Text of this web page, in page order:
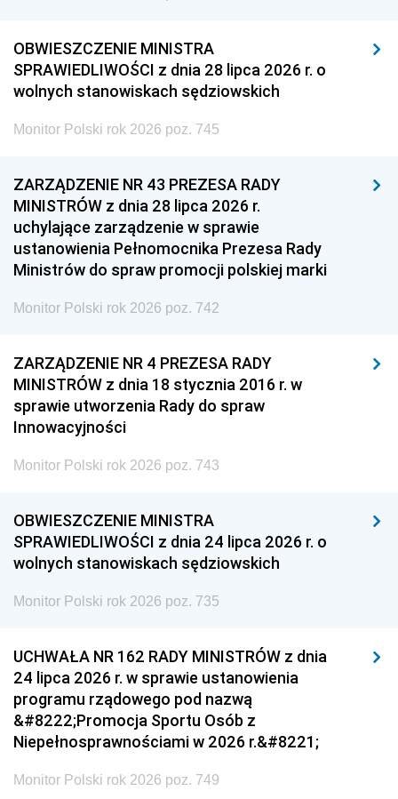
OBWIESZCZENIE MINISTRA
SPRAWIEDLIWOŚCI z dnia 28 lipca 2026 r. o
wolnych stanowiskach sędziowskich
Monitor Polski rok 2026 poz. 745
ZARZĄDZENIE NR 43 PREZESA RADY
MINISTRÓW z dnia 28 lipca 2026 r.
uchylające zarządzenie w sprawie
ustanowienia Pełnomocnika Prezesa Rady
Ministrów do spraw promocji polskiej marki
Monitor Polski rok 2026 poz. 742
ZARZĄDZENIE NR 4 PREZESA RADY
MINISTRÓW z dnia 18 stycznia 2016 r. w
sprawie utworzenia Rady do spraw
Innowacyjności
Monitor Polski rok 2026 poz. 743
OBWIESZCZENIE MINISTRA
SPRAWIEDLIWOŚCI z dnia 24 lipca 2026 r. o
wolnych stanowiskach sędziowskich
Monitor Polski rok 2026 poz. 735
UCHWAŁA NR 162 RADY MINISTRÓW z dnia
24 lipca 2026 r. w sprawie ustanowienia
programu rządowego pod nazwą
&#8222;Promocja Sportu Osób z
Niepełnosprawnościami w 2026 r.&#8221;
Monitor Polski rok 2026 poz. 749